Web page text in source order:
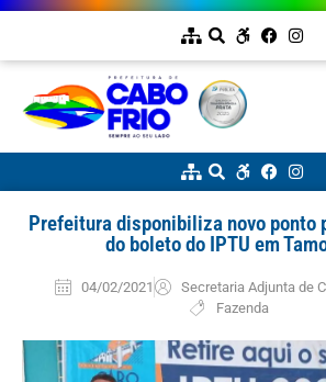
Prefeitura disponibiliza novo ponto
do boleto do IPTU em
04/02/2021
Secretaria Adjunta de
Fazenda